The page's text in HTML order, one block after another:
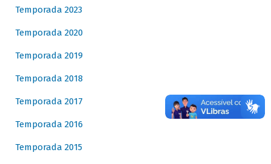
Temporada 2023
Temporada 2020
Temporada 2019
Temporada 2018
Temporada 2017
Temporada 2016
Temporada 2015